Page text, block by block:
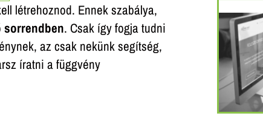
létrehoznod. Ennek szabálya,
. Csak így fogja tudni
az csak nekünk segítség,
íratni a függvény